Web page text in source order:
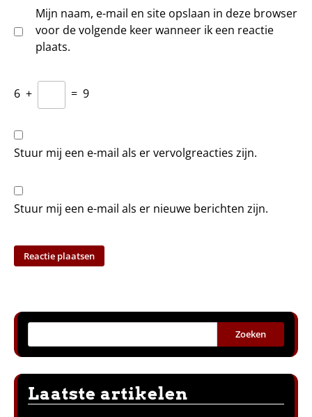
Mijn naam, e-mail en site opslaan in deze browser
voor de volgende keer wanneer ik een reactie
plaats.
6 + = 9
Stuur mij een e-mail als er vervolgreacties zijn.
Stuur mij een e-mail als er nieuwe berichten zijn.
Zoeken
Laatste artikelen